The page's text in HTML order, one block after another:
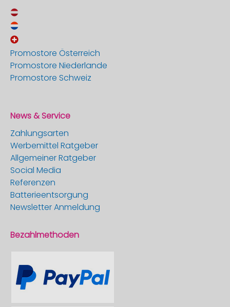
Promostore Österreich
Promostore Niederlande
Promostore Schweiz
News & Service
Zahlungsarten
Werbemittel Ratgeber
Allgemeiner Ratgeber
Social Media
Referenzen
Batterieentsorgung
Newsletter Anmeldung
Bezahlmethoden